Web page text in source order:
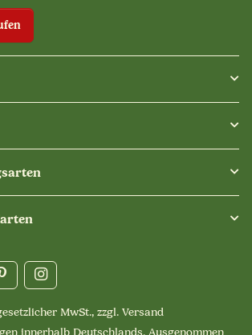
MwSt., zzgl. Versand
innerhalb Deutschlands. Ausgenommen